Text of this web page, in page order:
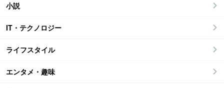
小説
IT・テクノロジー
ライフスタイル
エンタメ・趣味